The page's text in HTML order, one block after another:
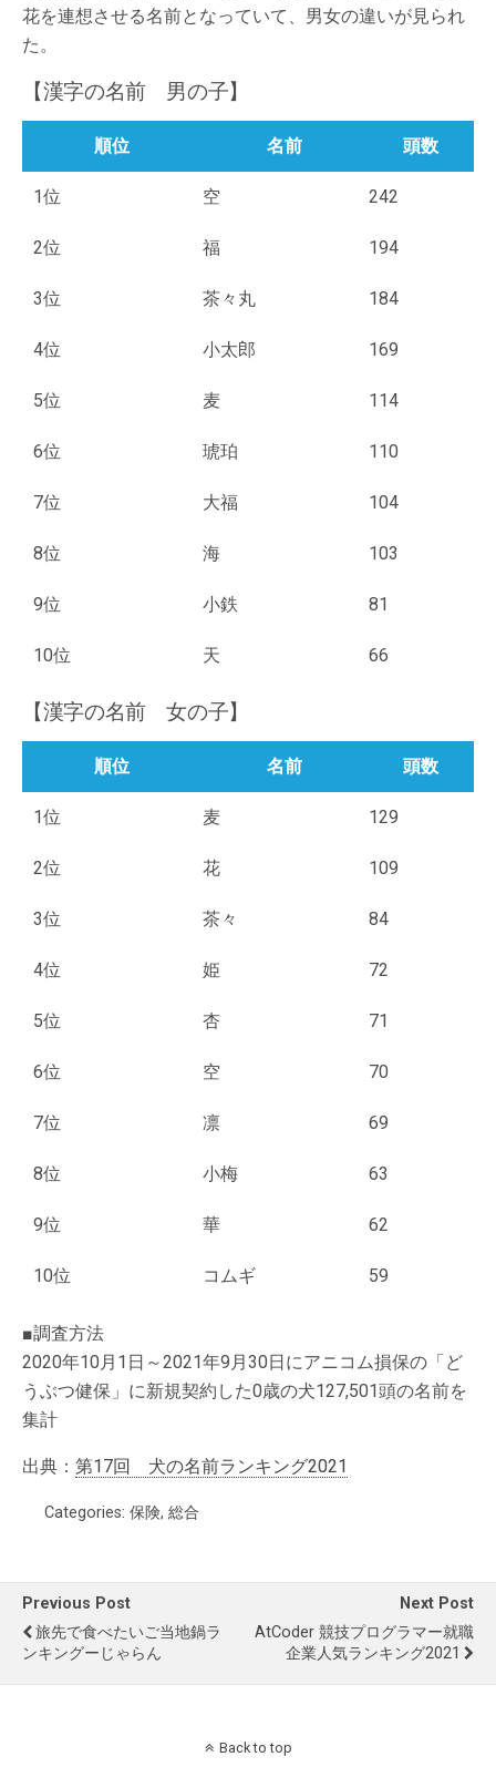
花を連想させる名前となっていて、男女の違いが見られ
た。
【漢字の名前 男の子】
順位 名前 頭数
1位 空 242
2位 福 194
3位 茶々丸 184
4位 小太郎 169
5位 麦 114
6位 琥珀 110
7位 大福 104
8位 海 103
9位 小鉄 81
10位 天 66
【漢字の名前 女の子】
順位 名前 頭数
1位 麦 129
2位 花 109
3位 茶々 84
4位 姫 72
5位 杏 71
6位 空 70
7位 凛 69
8位 小梅 63
9位 華 62
10位 コムギ 59
■調査方法
2020年10月1日～2021年9月30日にアニコム損保の「ど
うぶつ健保」に新規契約した0歳の犬127,501頭の名前を
集計
出典： 第17回 犬の名前ランキング2021
Categories: 保険, 総合
Previous Post
旅先で食べたいご当地鍋ラ
ンキングーじゃらん
Next Post
AtCoder 競技プログラマー就職
企業人気ランキング2021
Back to top